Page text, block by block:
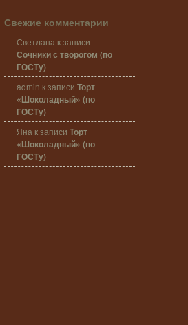
Свежие комментарии
Светлана к записи
Сочники с творогом (по
ГОСТу)
admin к записи Торт
«Шоколадный» (по
ГОСТу)
Яна к записи Торт
«Шоколадный» (по
ГОСТу)